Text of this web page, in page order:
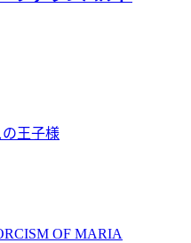
王子様
OF MARIA